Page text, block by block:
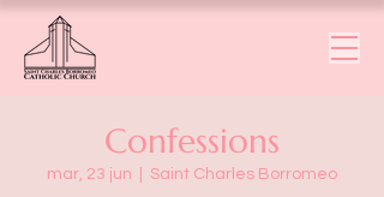
Confessions
mar, 23 jun Saint Charles Borromeo